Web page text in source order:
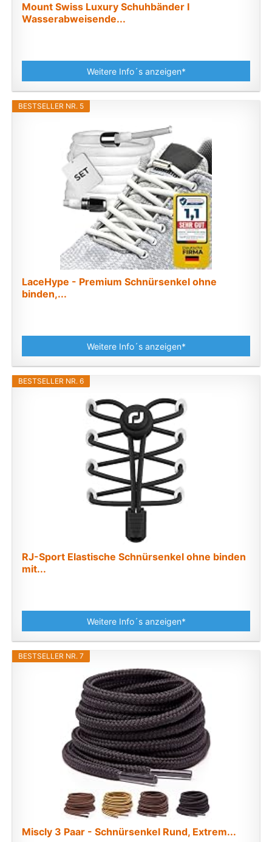
Mount Swiss Luxury Schuhbänder I
Wasserabweisende...
Weitere Info´s anzeigen*
BESTSELLER NR. 5
LaceHype - Premium Schnürsenkel ohne
binden,...
Weitere Info´s anzeigen*
BESTSELLER NR. 6
RJ-Sport Elastische Schnürsenkel ohne binden
mit...
Weitere Info´s anzeigen*
BESTSELLER NR. 7
Miscly 3 Paar - Schnürsenkel Rund, Extrem...